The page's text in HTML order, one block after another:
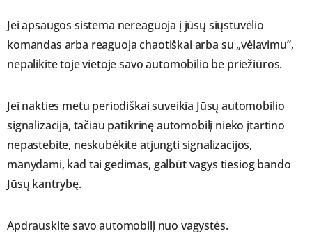
Jei apsaugos sistema nereaguoja į jūsų siųstuvėlio
komandas arba reaguoja chaotiškai arba su „vėlavimu”,
nepalikite toje vietoje savo automobilio be priežiūros.
Jei nakties metu periodiškai suveikia Jūsų automobilio
signalizacija, tačiau patikrinę automobilį nieko įtartino
nepastebite, neskubėkite atjungti signalizacijos,
manydami, kad tai gedimas, galbūt vagys tiesiog bando
Jūsų kantrybę.
Apdrauskite savo automobilį nuo vagystės.